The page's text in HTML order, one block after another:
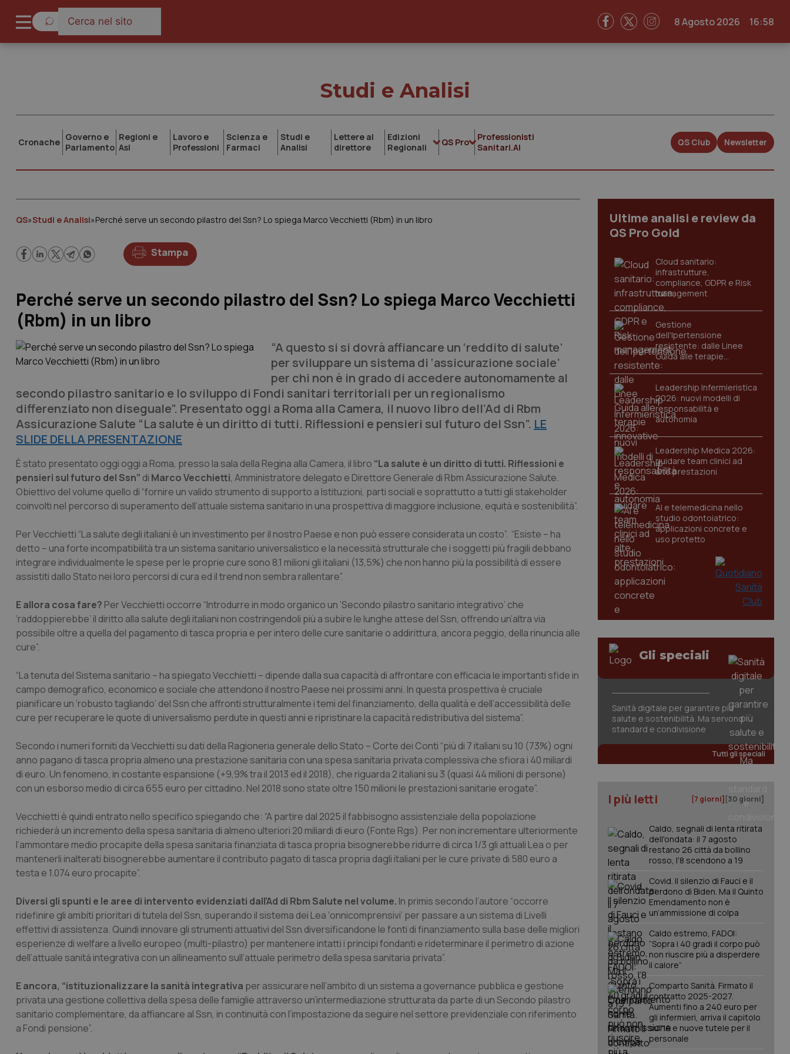
8 Agosto 2026 16:58
Studi e Analisi
Cronache Governo e
Parlamento
Regioni e
Asl
Lavoro e
Professioni
Scienza e
Farmaci
Studi e
Analisi
Lettere al
direttore
Edizioni
Regionali
QS Pro
Professionisti
Sanitari.AI
QS Club Newsletter
QS»Studi e Analisi»Perché serve un secondo pilastro del Ssn? Lo spiega Marco Vecchietti (Rbm) in un libro
Stampa
Perché serve un secondo pilastro del Ssn? Lo spiega Marco Vecchietti
(Rbm) in un libro
“A questo si si dovrà affiancare un ‘reddito di salute’
per sviluppare un sistema di ‘assicurazione sociale’
per chi non è in grado di accedere autonomamente al
secondo pilastro sanitario e lo sviluppo di Fondi sanitari territoriali per un regionalismo
differenziato non diseguale”. Presentato oggi a Roma alla Camera, il nuovo libro dell’Ad di Rbm
Assicurazione Salute “La salute è un diritto di tutti. Riflessioni e pensieri sul futuro del Ssn”. LE
SLIDE DELLA PRESENTAZIONE
È stato presentato oggi oggi a Roma, presso la sala della Regina alla Camera, il libro “La salute è un diritto di tutti. Riflessioni e
pensieri sul futuro del Ssn” di Marco Vecchietti, Amministratore delegato e Direttore Generale di Rbm Assicurazione Salute.
Obiettivo del volume quello di “fornire un valido strumento di supporto a Istituzioni, parti sociali e soprattutto a tutti gli stakeholder
coinvolti nel percorso di superamento dell’attuale sistema sanitario in una prospettiva di maggiore inclusione, equità e sostenibilità”.
Per Vecchietti “La salute degli italiani è un investimento per il nostro Paese e non può essere considerata un costo”. “Esiste – ha
detto – una forte incompatibilità tra un sistema sanitario universalistico e la necessità strutturale che i soggetti più fragili debbano
integrare individualmente le spese per le proprie cure sono 8,1 milioni gli italiani (13,5%) che non hanno più la possibilità di essere
assistiti dallo Stato nei loro percorsi di cura ed il trend non sembra rallentare”.
E allora cosa fare? Per Vecchietti occorre “Introdurre in modo organico un ‘Secondo pilastro sanitario integrativo’ che
‘raddoppierebbe’ il diritto alla salute degli italiani non costringendoli più a subire le lunghe attese del Ssn, offrendo un’altra via
possibile oltre a quella del pagamento di tasca propria e per intero delle cure sanitarie o addirittura, ancora peggio, della rinuncia alle
cure”.
“La tenuta del Sistema sanitario – ha spiegato Vecchietti – dipende dalla sua capacità di affrontare con efficacia le importanti sfide in
campo demografico, economico e sociale che attendono il nostro Paese nei prossimi anni. In questa prospettiva è cruciale
pianificare un ‘robusto tagliando’ del Ssn che affronti strutturalmente i temi del finanziamento, della qualità e dell’accessibilità delle
cure per recuperare le quote di universalismo perdute in questi anni e ripristinare la capacità redistributiva del sistema”.
Secondo i numeri forniti da Vecchietti su dati della Ragioneria generale dello Stato – Corte dei Conti “più di 7 italiani su 10 (73%) ogni
anno pagano di tasca propria almeno una prestazione sanitaria con una spesa sanitaria privata complessiva che sfiora i 40 miliardi
di euro. Un fenomeno, in costante espansione (+9,9% tra il 2013 ed il 2018), che riguarda 2 italiani su 3 (quasi 44 milioni di persone)
con un esborso medio di circa 655 euro per cittadino. Nel 2018 sono state oltre 150 milioni le prestazioni sanitarie erogate”.
Vecchietti è quindi entrato nello specifico spiegando che: “A partire dal 2025 il fabbisogno assistenziale della popolazione
richiederà un incremento della spesa sanitaria di almeno ulteriori 20 miliardi di euro (Fonte Rgs). Per non incrementare ulteriormente
l’ammontare medio procapite della spesa sanitaria finanziata di tasca propria bisognerebbe ridurre di circa 1/3 gli attuali Lea o per
mantenerli inalterati bisognerebbe aumentare il contributo pagato di tasca propria dagli italiani per le cure private di 580 euro a
testa e 1.074 euro procapite”.
Diversi gli spunti e le aree di intervento evidenziati dall’Ad di Rbm Salute nel volume. In primis secondo l’autore “occorre
ridefinire gli ambiti prioritari di tutela del Ssn, superando il sistema dei Lea ‘onnicomprensivi’ per passare a un sistema di Livelli
effettivi di assistenza. Quindi innovare gli strumenti attuativi del Ssn diversificandone le fonti di finanziamento sulla base delle migliori
esperienze di welfare a livello europeo (multi-pilastro) per mantenere intatti i principi fondanti e rideterminare il perimetro di azione
dell’attuale sanità integrativa con un allineamento sull’attuale perimetro della spesa sanitaria privata”.
E ancora, “istituzionalizzare la sanità integrativa per assicurare nell’ambito di un sistema a governance pubblica e gestione
privata una gestione collettiva della spesa delle famiglie attraverso un’intermediazione strutturata da parte di un Secondo pilastro
sanitario complementare, da affiancare al Ssn, in continuità con l’impostazione da seguire nel settore previdenziale con riferimento
a Fondi pensione”.
Ultime analisi e review da
QS Pro Gold
Cloud sanitario:
infrastrutture,
compliance, GDPR e Risk
management
Gestione
dell'Ipertensione
resistente: dalle Linee
Guida alle terapie
innovative
Leadership Infermieristica
2026: nuovi modelli di
responsabilità e
autonomia
Leadership Medica 2026:
guidare team clinici ad
alte prestazioni
AI e telemedicina nello
studio odontoiatrico:
applicazioni concrete e
uso protetto
Gli speciali
Sanità digitale per garantire più
salute e sostenibilità. Ma servono
standard e condivisione
Tutti gli speciali
I più letti [7 giorni] [30 giorni]
Caldo, segnali di lenta ritirata
dell'ondata: il 7 agosto
restano 26 città da bollino
rosso, l'8 scendono a 19
Covid. Il silenzio di Fauci e il
perdono di Biden. Ma il Quinto
Emendamento non è
un’ammissione di colpa
Caldo estremo, FADOI:
“Sopra i 40 gradi il corpo può
non riuscire più a disperdere
il calore”
Comparto Sanità. Firmato il
contratto 2025-2027.
Aumenti fino a 240 euro per
gli infermieri, arriva il capitolo
sull'IA e nuove tutele per il
personale